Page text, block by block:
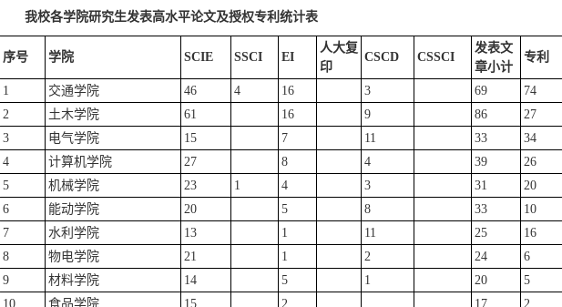
我校各学院研究生发表高水平论文及授权专利统计表
序号 学院 SCIE SSCI EI
人大复
印
CSCD CSSCI
发表文
章小计
专利
1
交通学院 46 4 16 3 69 74
2
土木学院 61 16 9 86 27
3
电气学院 15 7 11 33 34
4
计算机学院 27 8 4 39 26
5
机械学院 23 1 4 3 31 20
6
能动学院 20 5 8 33 10
7
水利学院 13 1 11 25 16
8
物电学院 21 1 2 24 6
9
材料学院 14 5 1 20 5
10
食品学院 15 2 17 2